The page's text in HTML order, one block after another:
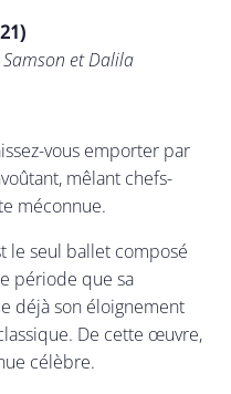
Samson et Dalila
vous emporter par
mêlant chefs-
méconnue.
le seul ballet composé
période que sa
déjà son éloignement
De cette œuvre,
célèbre.